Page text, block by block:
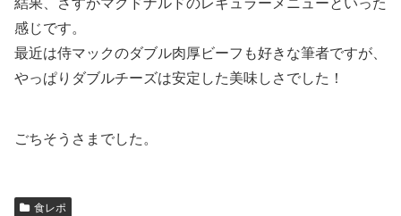
結果、さすがマクドナルドのレギュラーメニューといった
感じです。
最近は侍マックのダブル肉厚ビーフも好きな筆者ですが、
やっぱりダブルチーズは安定した美味しさでした！
ごちそうさまでした。
食レポ